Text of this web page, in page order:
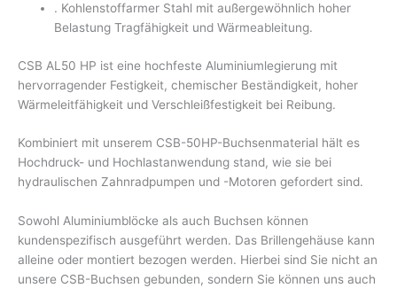
. Kohlenstoffarmer Stahl mit außergewöhnlich hoher
Belastung Tragfähigkeit und Wärmeableitung.
CSB AL50 HP ist eine hochfeste Aluminiumlegierung mit
hervorragender Festigkeit, chemischer Beständigkeit, hoher
Wärmeleitfähigkeit und Verschleißfestigkeit bei Reibung.
Kombiniert mit unserem CSB-50HP-Buchsenmaterial hält es
Hochdruck- und Hochlastanwendung stand, wie sie bei
hydraulischen Zahnradpumpen und -Motoren gefordert sind.
Sowohl Aluminiumblöcke als auch Buchsen können
kundenspezifisch ausgeführt werden. Das Brillengehäuse kann
alleine oder montiert bezogen werden. Hierbei sind Sie nicht an
unsere CSB-Buchsen gebunden, sondern Sie können uns auch